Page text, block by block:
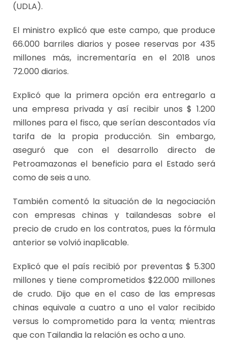
(UDLA).
El ministro explicó que este campo, que produce
66.000 barriles diarios y posee reservas por 435
millones más, incrementaría en el 2018 unos
72.000 diarios.
Explicó que la primera opción era entregarlo a
una empresa privada y así recibir unos $ 1.200
millones para el fisco, que serían descontados vía
tarifa de la propia producción. Sin embargo,
aseguró que con el desarrollo directo de
Petroamazonas el beneficio para el Estado será
como de seis a uno.
También comentó la situación de la negociación
con empresas chinas y tailandesas sobre el
precio de crudo en los contratos, pues la fórmula
anterior se volvió inaplicable.
Explicó que el país recibió por preventas $ 5.300
millones y tiene comprometidos $22.000 millones
de crudo. Dijo que en el caso de las empresas
chinas equivale a cuatro a uno el valor recibido
versus lo comprometido para la venta; mientras
que con Tailandia la relación es ocho a uno.